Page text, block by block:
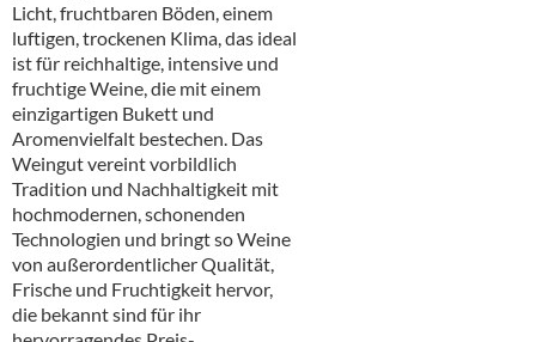
Barzubehör
Equipment
Verpackung
Hygieneartikel & Desinfektion
Licht, fruchtbaren Böden, einem
luftigen, trockenen Klima, das ideal
ist für reichhaltige, intensive und
fruchtige Weine, die mit einem
einzigartigen Bukett und
Aromenvielfalt bestechen. Das
Weingut vereint vorbildlich
Tradition und Nachhaltigkeit mit
hochmodernen, schonenden
Technologien und bringt so Weine
von außerordentlicher Qualität,
Frische und Fruchtigkeit hervor,
die bekannt sind für ihr